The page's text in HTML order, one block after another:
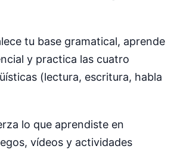
tu base gramatical, aprende
y practica las cuatro
(lectura, escritura, habla
lo que aprendiste en
vídeos y actividades